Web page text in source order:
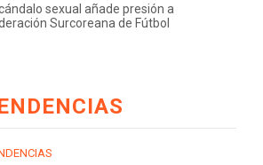
sexual añade presión a
Surcoreana de Fútbol